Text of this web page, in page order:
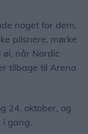
noget for dem,
pilsnere, mørke
øl, når Nordic
tilbage til Arena
24. oktober, og
gang.